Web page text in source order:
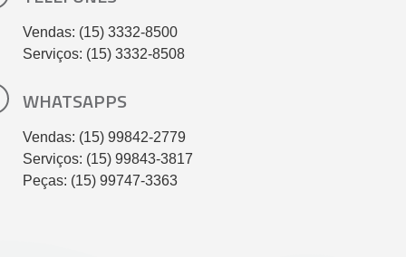
Vendas: (15) 3332-8500
Serviços: (15) 3332-8508
WHATSAPPS
Vendas: (15) 99842-2779
Serviços: (15) 99843-3817
Peças: (15) 99747-3363